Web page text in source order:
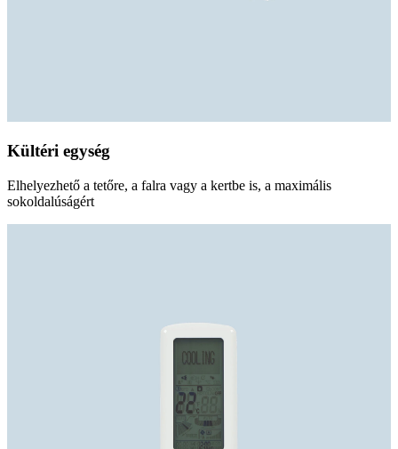
Kültéri egység
Elhelyezhető a tetőre, a falra vagy a kertbe is, a maximális
sokoldalúságért